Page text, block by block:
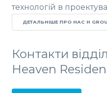
технологій в
ДЕТАЛЬНІШЕ ПРО НАС H
Контакти
Heaven